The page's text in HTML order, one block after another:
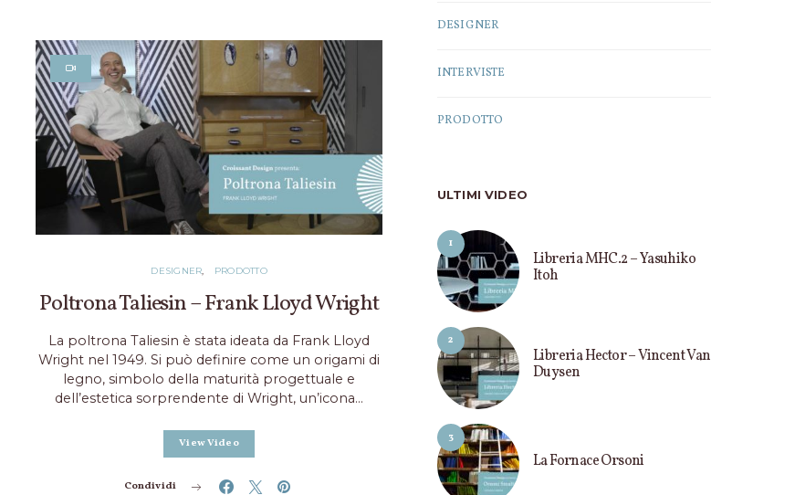
DESIGNER PRODOTTO
Poltrona Taliesin – Frank Lloyd Wright
La poltrona Taliesin è stata ideata da Frank Lloyd
Wright nel 1949. Si può definire come un origami di
legno, simbolo della maturità progettuale e
dell’estetica sorprendente di Wright, un’icona…
View Video
Condividi
DESIGNER
INTERVISTE
PRODOTTO
ULTIMI VIDEO
1
Libreria MHC.2 – Yasuhiko
Itoh
2
Libreria Hector – Vincent Van
Duysen
3
La Fornace Orsoni